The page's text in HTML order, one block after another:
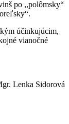
po ,,polômsky“
účinkujúcim,
vianočné
Lenka Sidorová